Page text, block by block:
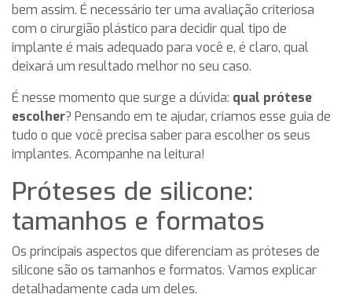
bem assim. É necessário ter uma avaliação criteriosa
com o cirurgião plástico para decidir qual tipo de
implante é mais adequado para você e, é claro, qual
deixará um resultado melhor no seu caso.
É nesse momento que surge a dúvida: qual prótese
escolher? Pensando em te ajudar, criamos esse guia de
tudo o que você precisa saber para escolher os seus
implantes. Acompanhe na leitura!
Próteses de silicone:
tamanhos e formatos
Os principais aspectos que diferenciam as próteses de
silicone são os tamanhos e formatos. Vamos explicar
detalhadamente cada um deles.